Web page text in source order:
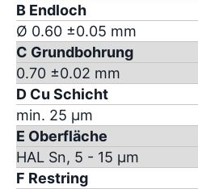
B Endloch
Ø 0.60 ±0.05 mm
C Grundbohrung
0.70 ±0.02 mm
D Cu Schicht
min. 25 µm
E Oberfläche
HAL Sn, 5 - 15 µm
F Restring